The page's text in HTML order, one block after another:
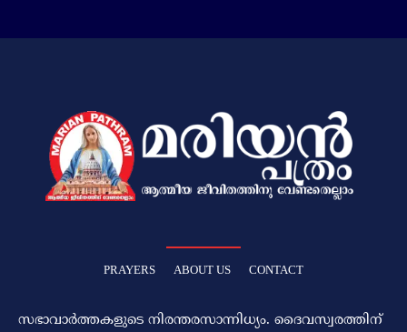
PRAYERS ABOUT US CONTACT
സഭാവാര്‍ത്തകളുടെ നിരന്തരസാന്നിധ്യം. ദൈവസ്വരത്തിന്‌